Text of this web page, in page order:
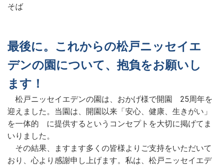
そば
最後に。これからの松戸ニッセイエ
デンの園について、抱負をお願いし
ます！
松戸ニッセイエデンの園は、おかげ様で開園 25周年を
迎えました。当園は、開園以来「安心、健康、生きがい」
を一体的 に提供するというコンセプトを大切に掲げてま
いりました。
その結果、ますます多くの皆様よりご支持をいただいて
おり、心より感謝申し上げます。私は、松戸ニッセイエデ